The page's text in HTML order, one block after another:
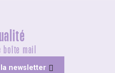
boîte mail
newsletter